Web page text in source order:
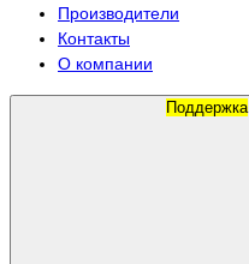
Производители
Контакты
О компании
Поддержка